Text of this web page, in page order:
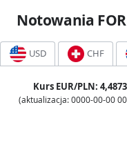
Notowania
USD CHF
Kurs EUR/PLN: 4,4873
(aktualizacja: 0000-00-00